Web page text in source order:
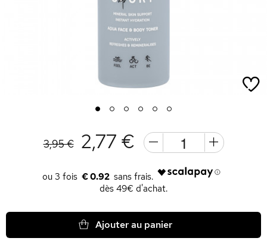
1 2 3 4 5 6
3,95 € 2,77 €
€ 0.92
dès 49€ d'achat.
Ajouter au panier